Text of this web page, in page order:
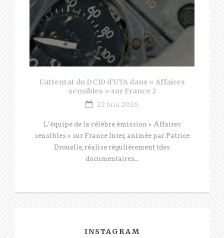
L’attentat du DC10 d’UTA dans « Affaires
sensibles » sur France 2
22 Juin 2026
L’équipe de la célèbre émission « Affaires
sensibles » sur France Inter, animée par Patrice
Drouelle, réalise régulièrement tdes
documentaires...
INSTAGRAM